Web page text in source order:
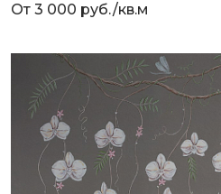
От 3 000 руб./кв.м